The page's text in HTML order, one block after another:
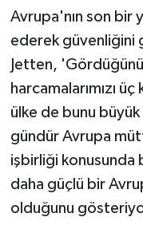
Avrupa'nın son bir
ederek güvenliğini
Jetten,
harcamalarımızı
ülke de bunu
gündür Avrupa
işbirliği konusunda
daha güçlü bir
olduğunu